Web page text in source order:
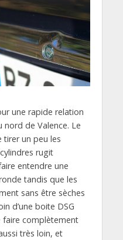
une rapide relation
de Valence. Le
un peu les
rugit
entendre une
tandis que les
sans être sèches
d’une boite DSG
faire complètement
très loin, et